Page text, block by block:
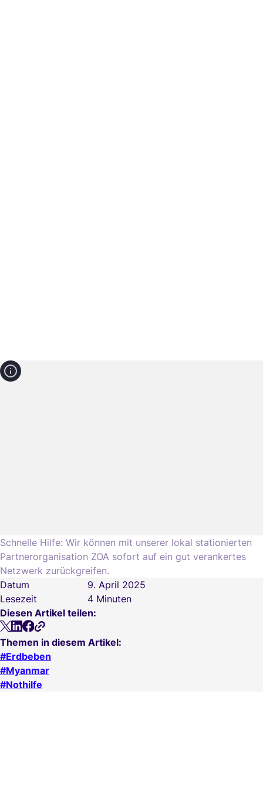
Schnelle Hilfe: Wir können mit unserer lokal stationierten
Partnerorganisation ZOA sofort auf ein gut verankertes
Netzwerk zurückgreifen.
Datum
9. April 2025
Lesezeit
4 Minuten
Diesen Artikel teilen:
Themen in diesem Artikel:
Erdbeben
Myanmar
Nothilfe